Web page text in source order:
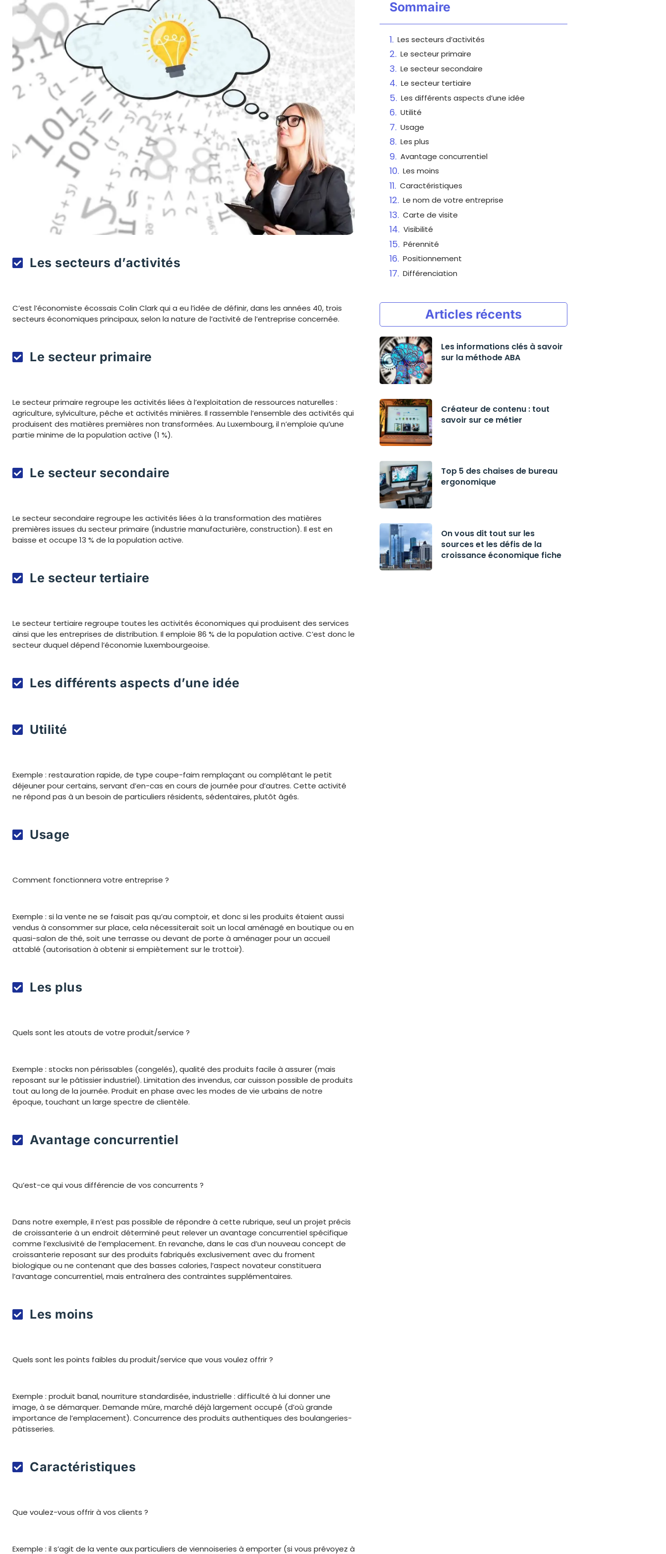
Les secteurs d’activités
C’est l’économiste écossais Colin Clark qui a eu l’idée de définir, dans les années 40, trois
secteurs économiques principaux, selon la nature de l’activité de l’entreprise concernée.
Le secteur primaire
Le secteur primaire regroupe les activités liées à l’exploitation de ressources naturelles :
agriculture, sylviculture, pêche et activités minières. Il rassemble l’ensemble des activités qui
produisent des matières premières non transformées. Au Luxembourg, il n’emploie qu’une
partie minime de la population active (1 %).
Le secteur secondaire
Le secteur secondaire regroupe les activités liées à la transformation des matières
premières issues du secteur primaire (industrie manufacturière, construction). Il est en
baisse et occupe 13 % de la population active.
Le secteur tertiaire
Le secteur tertiaire regroupe toutes les activités économiques qui produisent des services
ainsi que les entreprises de distribution. Il emploie 86 % de la population active. C’est donc le
secteur duquel dépend l’économie luxembourgeoise.
Les différents aspects d’une idée
Utilité
Exemple : restauration rapide, de type coupe-faim remplaçant ou complétant le petit
déjeuner pour certains, servant d’en-cas en cours de journée pour d’autres. Cette activité
ne répond pas à un besoin de particuliers résidents, sédentaires, plutôt âgés.
Usage
Comment fonctionnera votre entreprise ?
Exemple : si la vente ne se faisait pas qu’au comptoir, et donc si les produits étaient aussi
vendus à consommer sur place, cela nécessiterait soit un local aménagé en boutique ou en
quasi-salon de thé, soit une terrasse ou devant de porte à aménager pour un accueil
attablé (autorisation à obtenir si empiètement sur le trottoir).
Les plus
Quels sont les atouts de votre produit/service ?
Exemple : stocks non périssables (congelés), qualité des produits facile à assurer (mais
reposant sur le pâtissier industriel). Limitation des invendus, car cuisson possible de produits
tout au long de la journée. Produit en phase avec les modes de vie urbains de notre
époque, touchant un large spectre de clientèle.
Avantage concurrentiel
Qu’est-ce qui vous différencie de vos concurrents ?
Dans notre exemple, il n’est pas possible de répondre à cette rubrique, seul un projet précis
de croissanterie à un endroit déterminé peut relever un avantage concurrentiel spécifique
comme l’exclusivité de l’emplacement. En revanche, dans le cas d’un nouveau concept de
croissanterie reposant sur des produits fabriqués exclusivement avec du froment
biologique ou ne contenant que des basses calories, l’aspect novateur constituera
l’avantage concurrentiel, mais entraînera des contraintes supplémentaires.
Les moins
Quels sont les points faibles du produit/service que vous voulez offrir ?
Exemple : produit banal, nourriture standardisée, industrielle : difficulté à lui donner une
image, à se démarquer. Demande mûre, marché déjà largement occupé (d’où grande
importance de l’emplacement). Concurrence des produits authentiques des boulangeries-
pâtisseries.
Caractéristiques
Que voulez-vous offrir à vos clients ?
Exemple : il s’agit de la vente aux particuliers de viennoiseries à emporter (si vous prévoyez à
Sommaire
Les secteurs d’activités
Le secteur primaire
Le secteur secondaire
Le secteur tertiaire
Les différents aspects d’une idée
Utilité
Usage
Les plus
Avantage concurrentiel
Les moins
Caractéristiques
Le nom de votre entreprise
Carte de visite
Visibilité
Pérennité
Positionnement
Différenciation
Articles récents
Les informations clés à savoir
sur la méthode ABA
Créateur de contenu : tout
savoir sur ce métier
Top 5 des chaises de bureau
ergonomique
On vous dit tout sur les
sources et les défis de la
croissance économique fiche